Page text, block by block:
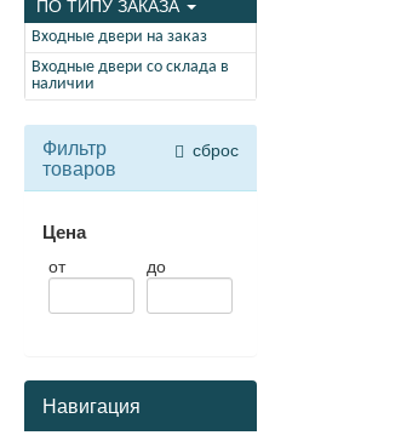
ПО ТИПУ ЗАКАЗА
Входные двери на заказ
Входные двери со склада в
наличии
сброс
Фильтр
товаров
Цена
от до
Навигация